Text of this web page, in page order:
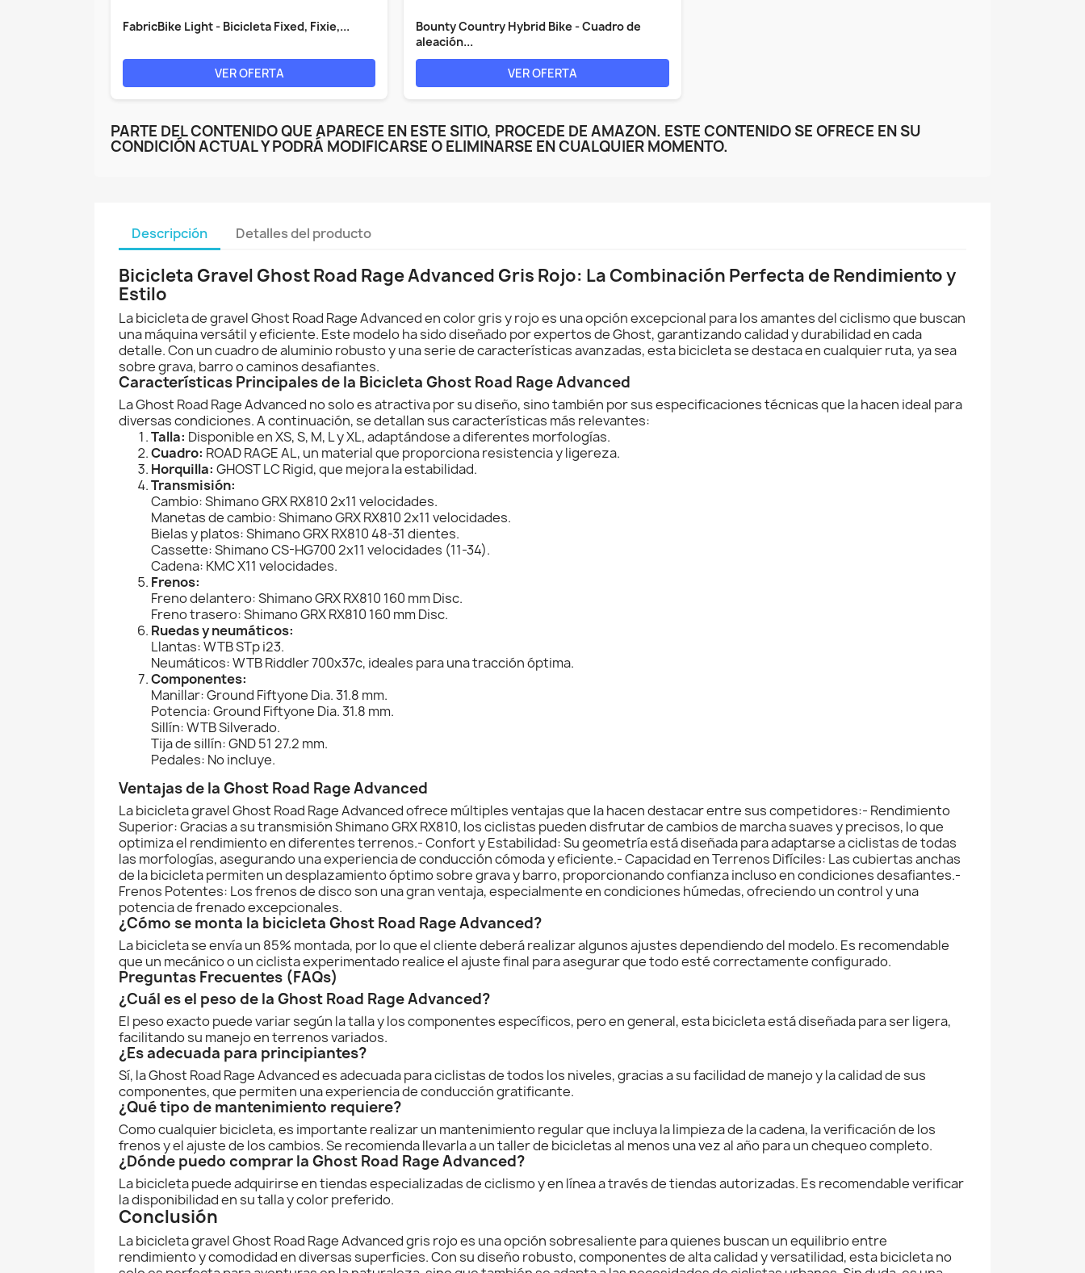
FabricBike Light - Bicicleta Fixed, Fixie,...
VER OFERTA
Bounty Country Hybrid Bike - Cuadro de
aleación...
VER OFERTA
PARTE DEL CONTENIDO QUE APARECE EN ESTE SITIO, PROCEDE DE AMAZON. ESTE CONTENIDO SE OFRECE EN SU
CONDICIÓN ACTUAL Y PODRÁ MODIFICARSE O ELIMINARSE EN CUALQUIER MOMENTO.
Descripción Detalles del producto
Bicicleta Gravel Ghost Road Rage Advanced Gris Rojo: La Combinación Perfecta de Rendimiento y
Estilo
La bicicleta de gravel Ghost Road Rage Advanced en color gris y rojo es una opción excepcional para los amantes del ciclismo que buscan
una máquina versátil y eficiente. Este modelo ha sido diseñado por expertos de Ghost, garantizando calidad y durabilidad en cada
detalle. Con un cuadro de aluminio robusto y una serie de características avanzadas, esta bicicleta se destaca en cualquier ruta, ya sea
sobre grava, barro o caminos desafiantes.
Características Principales de la Bicicleta Ghost Road Rage Advanced
La Ghost Road Rage Advanced no solo es atractiva por su diseño, sino también por sus especificaciones técnicas que la hacen ideal para
diversas condiciones. A continuación, se detallan sus características más relevantes:
Talla: Disponible en XS, S, M, L y XL, adaptándose a diferentes morfologías.
Cuadro: ROAD RAGE AL, un material que proporciona resistencia y ligereza.
Horquilla: GHOST LC Rigid, que mejora la estabilidad.
Transmisión:
Cambio: Shimano GRX RX810 2x11 velocidades.
Manetas de cambio: Shimano GRX RX810 2x11 velocidades.
Bielas y platos: Shimano GRX RX810 48-31 dientes.
Cassette: Shimano CS-HG700 2x11 velocidades (11-34).
Cadena: KMC X11 velocidades.
Frenos:
Freno delantero: Shimano GRX RX810 160 mm Disc.
Freno trasero: Shimano GRX RX810 160 mm Disc.
Ruedas y neumáticos:
Llantas: WTB STp i23.
Neumáticos: WTB Riddler 700x37c, ideales para una tracción óptima.
Componentes:
Manillar: Ground Fiftyone Dia. 31.8 mm.
Potencia: Ground Fiftyone Dia. 31.8 mm.
Sillín: WTB Silverado.
Tija de sillín: GND 51 27.2 mm.
Pedales: No incluye.
Ventajas de la Ghost Road Rage Advanced
La bicicleta gravel Ghost Road Rage Advanced ofrece múltiples ventajas que la hacen destacar entre sus competidores:- Rendimiento
Superior: Gracias a su transmisión Shimano GRX RX810, los ciclistas pueden disfrutar de cambios de marcha suaves y precisos, lo que
optimiza el rendimiento en diferentes terrenos.- Confort y Estabilidad: Su geometría está diseñada para adaptarse a ciclistas de todas
las morfologías, asegurando una experiencia de conducción cómoda y eficiente.- Capacidad en Terrenos Difíciles: Las cubiertas anchas
de la bicicleta permiten un desplazamiento óptimo sobre grava y barro, proporcionando confianza incluso en condiciones desafiantes.-
Frenos Potentes: Los frenos de disco son una gran ventaja, especialmente en condiciones húmedas, ofreciendo un control y una
potencia de frenado excepcionales.
¿Cómo se monta la bicicleta Ghost Road Rage Advanced?
La bicicleta se envía un 85% montada, por lo que el cliente deberá realizar algunos ajustes dependiendo del modelo. Es recomendable
que un mecánico o un ciclista experimentado realice el ajuste final para asegurar que todo esté correctamente configurado.
Preguntas Frecuentes (FAQs)
¿Cuál es el peso de la Ghost Road Rage Advanced?
El peso exacto puede variar según la talla y los componentes específicos, pero en general, esta bicicleta está diseñada para ser ligera,
facilitando su manejo en terrenos variados.
¿Es adecuada para principiantes?
Sí, la Ghost Road Rage Advanced es adecuada para ciclistas de todos los niveles, gracias a su facilidad de manejo y la calidad de sus
componentes, que permiten una experiencia de conducción gratificante.
¿Qué tipo de mantenimiento requiere?
Como cualquier bicicleta, es importante realizar un mantenimiento regular que incluya la limpieza de la cadena, la verificación de los
frenos y el ajuste de los cambios. Se recomienda llevarla a un taller de bicicletas al menos una vez al año para un chequeo completo.
¿Dónde puedo comprar la Ghost Road Rage Advanced?
La bicicleta puede adquirirse en tiendas especializadas de ciclismo y en línea a través de tiendas autorizadas. Es recomendable verificar
la disponibilidad en su talla y color preferido.
Conclusión
La bicicleta gravel Ghost Road Rage Advanced gris rojo es una opción sobresaliente para quienes buscan un equilibrio entre
rendimiento y comodidad en diversas superficies. Con su diseño robusto, componentes de alta calidad y versatilidad, esta bicicleta no